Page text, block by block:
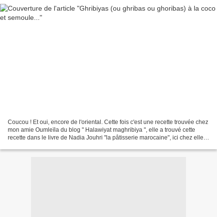
Coucou ! Et oui, encore de l'oriental. Cette fois c'est une recette trouvée chez
mon amie Oumleïla du blog " Halawiyat maghribiya ", elle a trouvé cette
recette dans le livre de Nadia Jouhri "la pâtisserie marocaine", ici chez elle.